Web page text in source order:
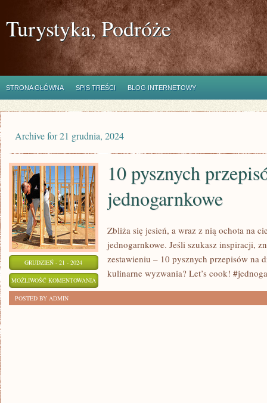
Turystyka, Podróże
STRONA GŁÓWNA SPIS TREŚCI BLOG INTERNETOWY
Archive for 21 grudnia, 2024
GRUDZIEŃ - 21 - 2024
MOŻLIWOŚĆ KOMENTOWANIA
ZOSTAŁA WYŁĄCZONA
10 pysznych
jednogarnkowe
Zbliża się jesień, a wraz z nią ochota na
jednogarnkowe. Jeśli szukasz inspiracji,
zestawieniu – 10 pysznych przepisów na
kulinarne wyzwania? Let’s cook!
POSTED BY ADMIN